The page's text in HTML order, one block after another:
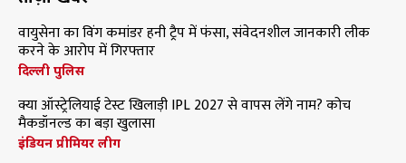
वायुसेना का विंग कमांडर हनी ट्रैप में फंसा, संवेदनशील जानकारी लीक
करने के आरोप में गिरफ्तार
दिल्ली पुलिस
क्या ऑस्ट्रेलियाई टेस्ट खिलाड़ी IPL 2027 से वापस लेंगे नाम? कोच
मैकडॉनल्ड का बड़ा खुलासा
इंडियन प्रीमियर लीग